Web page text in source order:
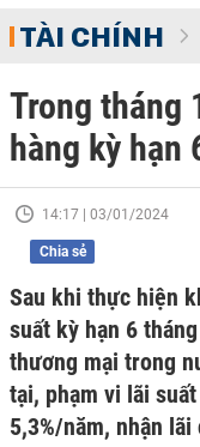
TÀI CHÍNH
Trong tháng
hàng kỳ hạn
14:17 | 03/01/2024
Chia sẻ
Sau khi thực hiện
suất kỳ hạn 6
thương mại trong
tại, phạm vi lãi
5,3%/năm, nhận lãi